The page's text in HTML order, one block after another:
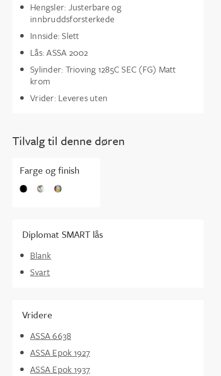
Hengsler: Justerbare og
innbruddsforsterkede
Innside: Slett
Lås: ASSA 2002
Sylinder: Trioving 1285C SEC (FG) Matt
krom
Vrider: Leveres uten
Tilvalg til denne døren
Farge og finish
Diplomat SMART lås
Blank
Svart
Vridere
ASSA 6638
ASSA Epok 1927
ASSA Epok 1937